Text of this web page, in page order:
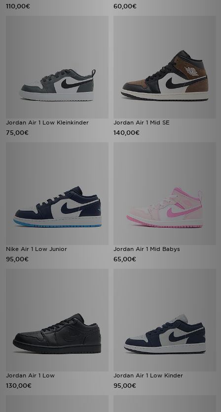
110,00€ 60,00€
Jordan Air 1 Low Kleinkinder
75,00€
Jordan Air 1 Mid SE
140,00€
Nike Air 1 Low Junior
95,00€
Jordan Air 1 Mid Babys
65,00€
Jordan Air 1 Low
130,00€
Jordan Air 1 Low Kinder
95,00€